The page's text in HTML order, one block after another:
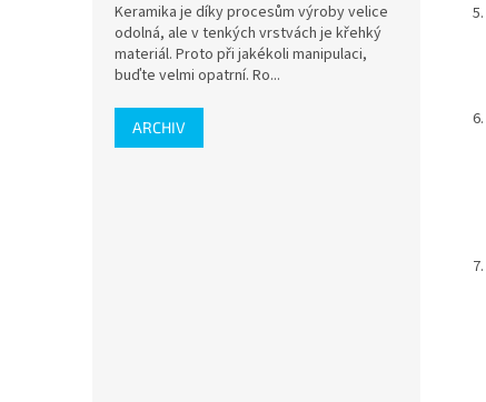
Keramika je díky procesům výroby velice
odolná, ale v tenkých vrstvách je křehký
materiál. Proto při jakékoli manipulaci,
buďte velmi opatrní. Ro...
ARCHIV